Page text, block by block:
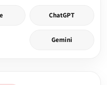
ChatGPT
Gemini